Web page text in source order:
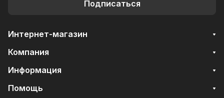
Подписаться
Интернет-магазин
Компания
Информация
Помощь